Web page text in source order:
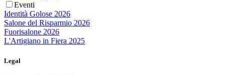
Eventi
Identità Golose 2026
Salone del Risparmio 2026
Fuorisalone 2026
L'Artigiano in Fiera 2025
Legal